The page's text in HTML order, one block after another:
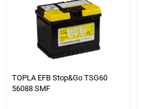
TOPLA EFB Stop&Go TSG60
56088 SMF